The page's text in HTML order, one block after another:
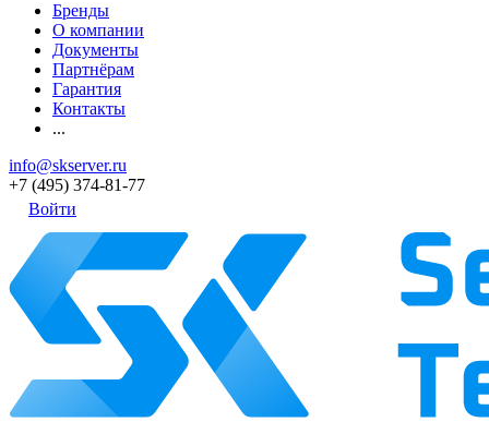
Бренды
О компании
Документы
Партнёрам
Гарантия
Контакты
...
info@skserver.ru
+7 (495) 374-81-77
Войти